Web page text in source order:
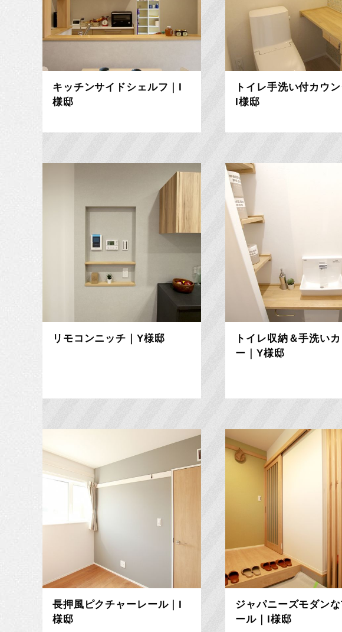
キッチンサイドシェルフ｜I
様邸
トイレ手洗い付カウン
I様邸
リモコンニッチ｜Y様邸
トイレ収納＆手洗い
ー｜Y様邸
長押風ピクチャーレール｜I
様邸
ジャパニーズモダン
ール｜I様邸